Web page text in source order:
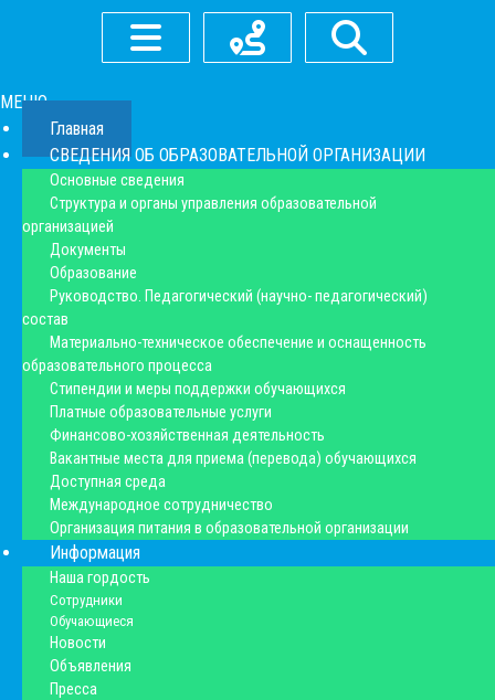
Боковое менюКак нас найти
МЕНЮ
Главная
СВЕДЕНИЯ ОБ ОБРАЗОВАТЕЛЬНОЙ ОРГАНИЗАЦИИ
Основные сведения
Структура и органы управления образовательной
организацией
Документы
Образование
Руководство. Педагогический (научно- педагогический)
состав
Материально-техническое обеспечение и оснащенность
образовательного процесса
Стипендии и меры поддержки обучающихся
Платные образовательные услуги
Финансово-хозяйственная деятельность
Вакантные места для приема (перевода) обучающихся
Доступная среда
Международное сотрудничество
Организация питания в образовательной организации
Информация
Наша гордость
Сотрудники
Обучающиеся
Новости
Объявления
Пресса